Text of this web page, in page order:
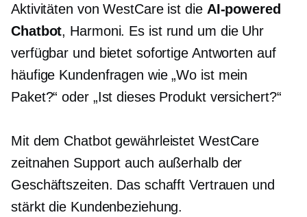
Aktivitäten von WestCare ist die AI-powered
Chatbot, Harmoni. Es ist rund um die Uhr
verfügbar und bietet sofortige Antworten auf
häufige Kundenfragen wie „Wo ist mein
Paket?“ oder „Ist dieses Produkt versichert?“
Mit dem Chatbot gewährleistet WestCare
zeitnahen Support auch außerhalb der
Geschäftszeiten. Das schafft Vertrauen und
stärkt die Kundenbeziehung.